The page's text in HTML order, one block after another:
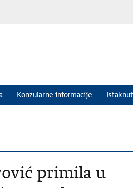
Konzularne informacije
primila u